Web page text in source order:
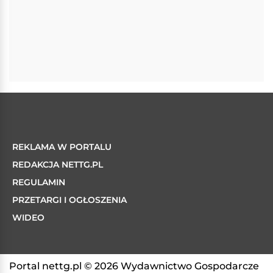
REKLAMA W PORTALU
REDAKCJA NETTG.PL
REGULAMIN
PRZETARGI I OGŁOSZENIA
WIDEO
Portal nettg.pl © 2026 Wydawnictwo Gospodarcze